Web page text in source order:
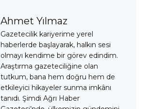
Ahmet Yılmaz
Gazetecilik kariyerime yerel
haberlerde başlayarak, halkın sesi
olmayı kendime bir görev edindim.
Araştırma gazeteciliğine olan
tutkum, bana hem doğru hem de
etkileyici hikayeler sunma imkânı
tanıdı. Şimdi Ağrı Haber